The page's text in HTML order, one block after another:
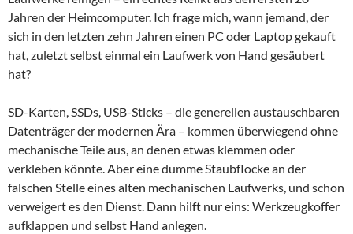
Jahren der Heimcomputer. Ich frage mich, wann jemand, der
sich in den letzten zehn Jahren einen PC oder Laptop gekauft
hat, zuletzt selbst einmal ein Laufwerk von Hand gesäubert
hat?
SD-Karten, SSDs, USB-Sticks – die generellen austauschbaren
Datenträger der modernen Ära – kommen überwiegend ohne
mechanische Teile aus, an denen etwas klemmen oder
verkleben könnte. Aber eine dumme Staubflocke an der
falschen Stelle eines alten mechanischen Laufwerks, und schon
verweigert es den Dienst. Dann hilft nur eins: Werkzeugkoffer
aufklappen und selbst Hand anlegen.